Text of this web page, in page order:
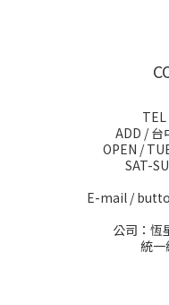
ADD / 台
OPEN /
SAT-
E-mail /
公司：恆
統一